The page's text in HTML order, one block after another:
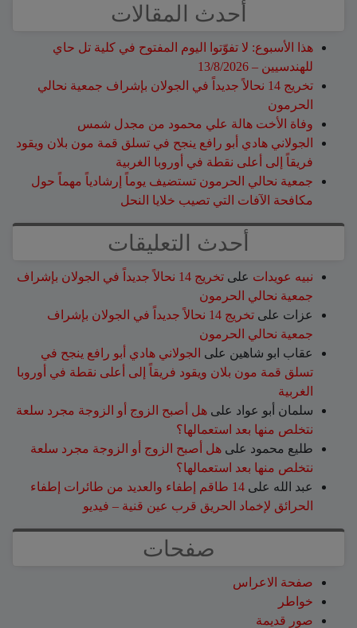
أحدث المقالات
هذا الأسبوع: لا تفوّتوا اليوم المفتوح في كلية تل حاي
للهندسيين – 13/8/2026
تخريج 14 نحالاً جديداً في الجولان بإشراف جمعية نحالي
الحرمون
وفاة الأخت هالة علي محمود من مجدل شمس
الجولاني هادي أبو رافع ينجح في تسلق قمة مون بلان ويقود
فريقاً إلى أعلى نقطة في أوروبا الغربية
جمعية نحالي الحرمون تستضيف يوماً إرشادياً مهماً حول
مكافحة الآفات التي تصيب خلايا النحل
أحدث التعليقات
نبيه عويدات على
تخريج 14 نحالاً جديداً في الجولان بإشراف
جمعية نحالي الحرمون
عزات على
تخريج 14 نحالاً جديداً في الجولان بإشراف
جمعية نحالي الحرمون
عقاب ابو شاهين على الجولاني هادي أبو رافع ينجح في
تسلق قمة مون بلان ويقود فريقاً إلى أعلى نقطة في أوروبا
الغربية
سلمان أبو عواد على هل أصبح الزوج أو الزوجة مجرد سلعة
نتخلص منها بعد استعمالها؟
طليع محمود على هل أصبح الزوج أو الزوجة مجرد سلعة
نتخلص منها بعد استعمالها؟
عبد الله على
14 طاقم إطفاء والعديد من طائرات إطفاء
الحرائق لإخماد الحريق قرب عين قنية – فيديو
صفحات
صفحة الاعراس
خواطر
صور قديمة